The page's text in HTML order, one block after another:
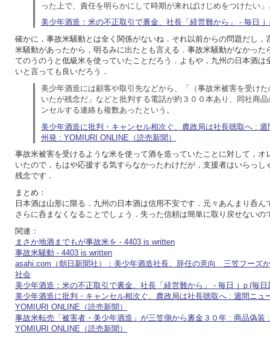
った上で、責任を明らかにして時期が来ればけじめをつけたい
美少年酒造：米の不正取引で裏金、社長「経営難から」 - 毎日ｊ
確かに，事故米騒動とは全く関係がないね．それ以前からの問題だし，
米騒動があったから，明るみに出たとも言える．事故米騒動がなかった
てのうのうと低級米を使っていたことだろう．よもや，九州の日本酒は
いと言っても良いだろう．
美少年酒造には顧客や取引先などから、「（事故米被害を受け
いたが残念だ」などと批判する電話が約３００本あり、同社商
ンセルする連絡も複数あったという。
美少年酒造に批判・キャンセル相次ぐ、農政局は社長聴取へ :
州発 : YOMIURI ONLINE（読売新聞）
事故米被害を受けるような米を使って酒を造っていたことに対して，オ
いたので，もはや応援する気すらなかったわけだが，支援者はいらっし
残念です．
まとめ：
日本酒は山形に限る．九州の日本酒は信用不安です．元々あんまり呑ん
さらに呑まなくなることでしょう．失った信頼は簡単に取り戻せないの
関連：
まさか地酒までもが事故米を - 4403 is written
事故米騒動 - 4403 is written
asahi.com（朝日新聞社）：美少年酒造社長、辞任の意向 三笠フーズ
社会
美少年酒造：米の不正取引で裏金、社長「経営難から」 - 毎日ｊｐ(毎日
美少年酒造に批判・キャンセル相次ぐ、農政局は社長聴取へ : 週間ニュ
YOMIURI ONLINE（読売新聞）
事故米転売「被害者・美少年酒造」が三笠側から裏金３０年 : 商品偽装
YOMIURI ONLINE（読売新聞）